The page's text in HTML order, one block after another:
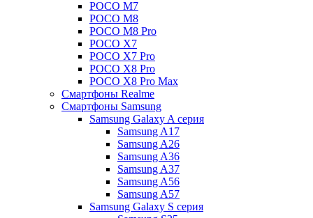
POCO M7
POCO M8
POCO M8 Pro
POCO X7
POCO X7 Pro
POCO X8 Pro
POCO X8 Pro Max
Смартфоны Realme
Смартфоны Samsung
Samsung Galaxy A серия
Samsung A17
Samsung A26
Samsung A36
Samsung A37
Samsung A56
Samsung A57
Samsung Galaxy S серия